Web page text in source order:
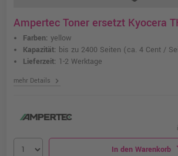
Ampertec Toner ersetzt Kyocera
Farben: yellow
Kapazität: bis zu 2400 Seiten (ca. 4 Cent /
Lieferzeit: 1-2 Werktage
mehr Details chevron_right
In den Warenkorb